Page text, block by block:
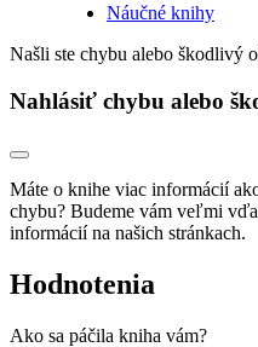
Náučné knihy
Našli ste chybu alebo škodlivý
Nahlásiť chybu alebo
Máte o knihe viac informácií
chybu? Budeme vám veľmi
informácií na našich stránkach.
Hodnotenia
Ako sa páčila kniha vám?